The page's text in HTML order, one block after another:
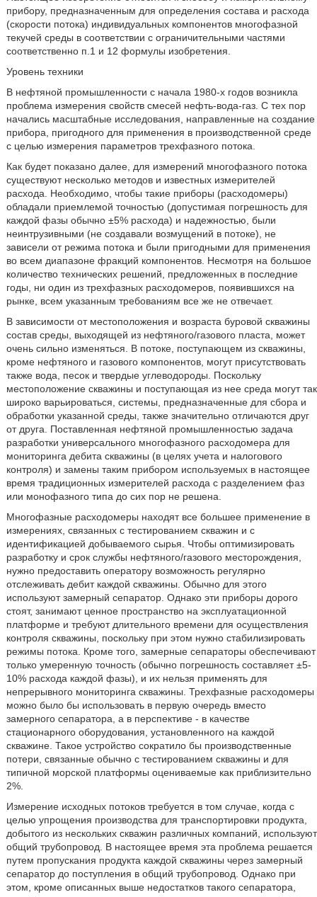
прибору, предназначенным для определения состава и расхода
(скорости потока) индивидуальных компонентов многофазной
текучей среды в соответствии с ограничительными частями
соответственно п.1 и 12 формулы изобретения.
Уровень техники
В нефтяной промышленности с начала 1980-х годов возникла
проблема измерения свойств смесей нефть-вода-газ. С тех пор
начались масштабные исследования, направленные на создание
прибора, пригодного для применения в производственной среде
с целью измерения параметров трехфазного потока.
Как будет показано далее, для измерений многофазного потока
существуют несколько методов и известных измерителей
расхода. Необходимо, чтобы такие приборы (расходомеры)
обладали приемлемой точностью (допустимая погрешность для
каждой фазы обычно ±5% расхода) и надежностью, были
неинтрузивными (не создавали возмущений в потоке), не
зависели от режима потока и были пригодными для применения
во всем диапазоне фракций компонентов. Несмотря на большое
количество технических решений, предложенных в последние
годы, ни один из трехфазных расходомеров, появившихся на
рынке, всем указанным требованиям все же не отвечает.
В зависимости от местоположения и возраста буровой скважины
состав среды, выходящей из нефтяного/газового пласта, может
очень сильно изменяться. В потоке, поступающем из скважины,
кроме нефтяного и газового компонентов, могут присутствовать
также вода, песок и твердые углеводороды. Поскольку
местоположение скважины и поступающая из нее среда могут так
широко варьироваться, системы, предназначенные для сбора и
обработки указанной среды, также значительно отличаются друг
от друга. Поставленная нефтяной промышленностью задача
разработки универсального многофазного расходомера для
мониторинга дебита скважины (в целях учета и налогового
контроля) и замены таким прибором используемых в настоящее
время традиционных измерителей расхода с разделением фаз
или монофазного типа до сих пор не решена.
Многофазные расходомеры находят все большее применение в
измерениях, связанных с тестированием скважин и с
идентификацией добываемого сырья. Чтобы оптимизировать
разработку и срок службы нефтяного/газового месторождения,
нужно предоставить оператору возможность регулярно
отслеживать дебит каждой скважины. Обычно для этого
используют замерный сепаратор. Однако эти приборы дорого
стоят, занимают ценное пространство на эксплуатационной
платформе и требуют длительного времени для осуществления
контроля скважины, поскольку при этом нужно стабилизировать
режимы потока. Кроме того, замерные сепараторы обеспечивают
только умеренную точность (обычно погрешность составляет ±5-
10% расхода каждой фазы), и их нельзя применять для
непрерывного мониторинга скважины. Трехфазные расходомеры
можно было бы использовать в первую очередь вместо
замерного сепаратора, а в перспективе - в качестве
стационарного оборудования, установленного на каждой
скважине. Такое устройство сократило бы производственные
потери, связанные обычно с тестированием скважины и для
типичной морской платформы оцениваемые как приблизительно
2%.
Измерение исходных потоков требуется в том случае, когда с
целью упрощения производства для транспортировки продукта,
добытого из нескольких скважин различных компаний, используют
общий трубопровод. В настоящее время эта проблема решается
путем пропускания продукта каждой скважины через замерный
сепаратор до поступления в общий трубопровод. Однако при
этом, кроме описанных выше недостатков такого сепаратора,